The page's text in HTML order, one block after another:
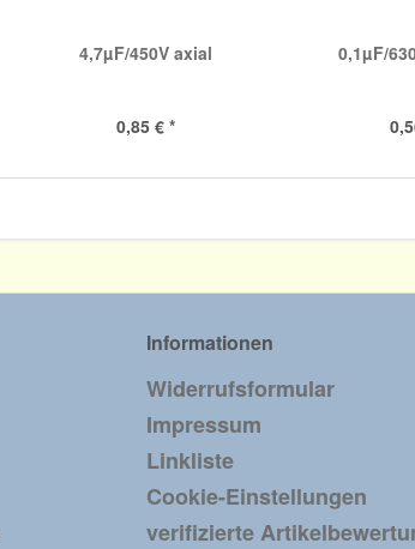
4,7µF/450V axial
0,85 € *
0,1µF/
Informationen
Widerrufsformular
Impressum
Linkliste
Cookie-Einstellungen
verifizierte